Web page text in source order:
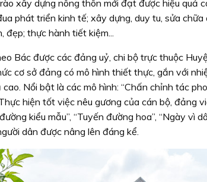
xây dựng nông thôn mới đạt được hiệu quả
phát triển kinh tế; xây dựng, duy tu, sửa chữa
thực hành tiết kiệm...
Bác được các đảng uỷ, chi bộ trực thuộc
cơ sở đảng có mô hình thiết thực, gắn với
Nổi bật là các mô hình: “Chấn chỉnh tác
hiện tốt việc nêu gương của cán bộ, đảng
kiểu mẫu”, “Tuyến đường hoa”, “Ngày vì
dân được nâng lên đáng kể.